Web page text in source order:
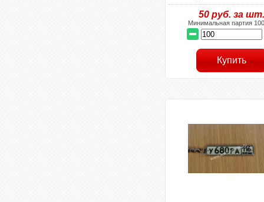
50 руб. за шт.
Минимальная партия